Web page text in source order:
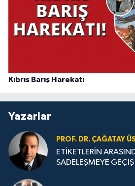
Kıbrıs Barış Harekatı
Yazarlar
PROF. DR. ÇAĞATAY
ETİKETLERİN
SADELEŞMEYE GEÇİŞ